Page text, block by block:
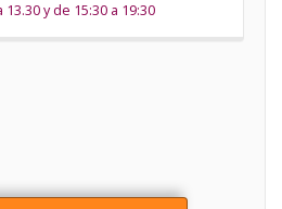
y de 15:30 a 19:30